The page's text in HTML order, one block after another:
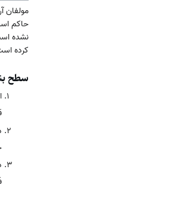
مولفان
حاکم
نشده
کرده
سطح